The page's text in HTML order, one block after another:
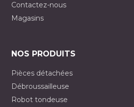
Contactez-nous
Magasins
NOS PRODUITS
Pièces détachées
Débroussailleuse
Robot tondeuse